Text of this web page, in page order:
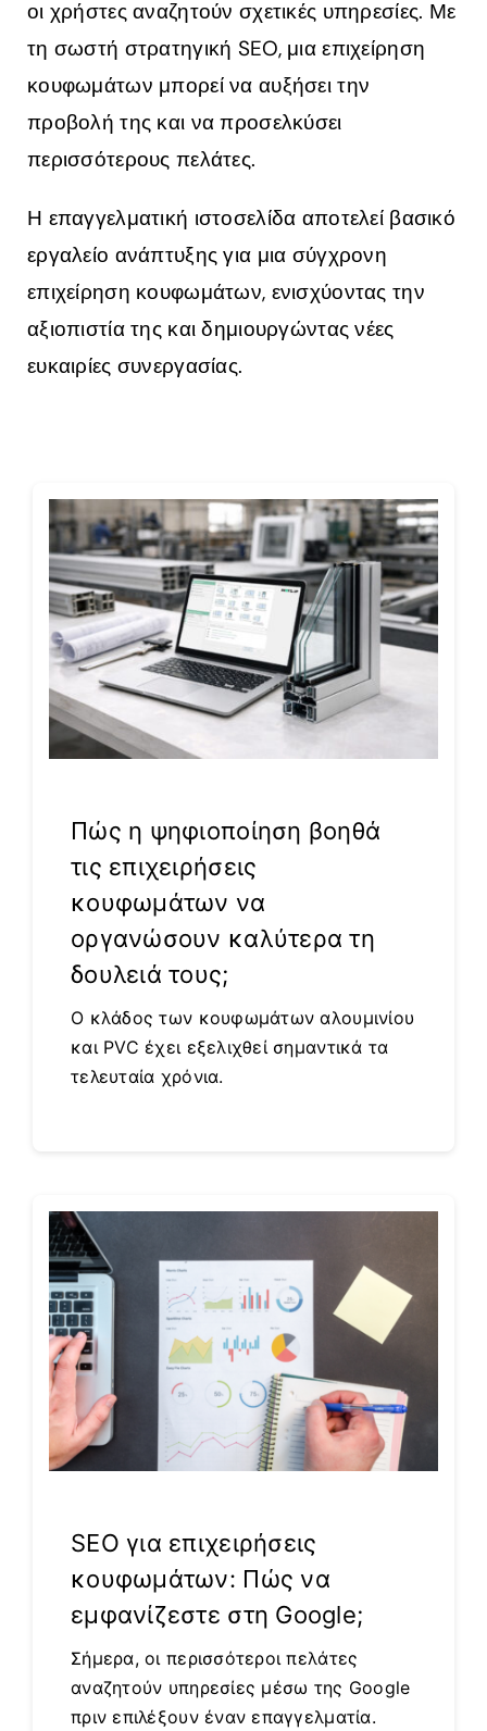
οι χρήστες αναζητούν σχετικές υπηρεσίες. Με
τη σωστή στρατηγική SEO, μια επιχείρηση
κουφωμάτων μπορεί να αυξήσει την
προβολή της και να προσελκύσει
περισσότερους πελάτες.
Η επαγγελματική ιστοσελίδα αποτελεί βασικό
εργαλείο ανάπτυξης για μια σύγχρονη
επιχείρηση κουφωμάτων, ενισχύοντας την
αξιοπιστία της και δημιουργώντας νέες
ευκαιρίες συνεργασίας.
Πώς η ψηφιοποίηση βοηθά
τις επιχειρήσεις
κουφωμάτων να
οργανώσουν καλύτερα τη
δουλειά τους;
Ο κλάδος των κουφωμάτων αλουμινίου
και PVC έχει εξελιχθεί σημαντικά τα
τελευταία χρόνια.
SEO για επιχειρήσεις
κουφωμάτων: Πώς να
εμφανίζεστε στη Google;
Σήμερα, οι περισσότεροι πελάτες
αναζητούν υπηρεσίες μέσω της Google
πριν επιλέξουν έναν επαγγελματία.